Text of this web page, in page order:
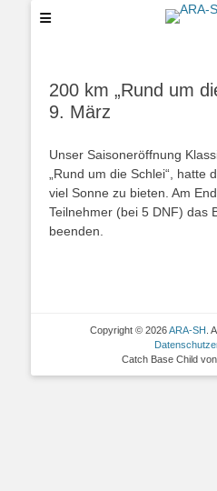
200 km „Rund um
9. März
Unser Saisoneröffnung
„Rund um die Schlei“, hatte
viel Sonne zu bieten. Am
Teilnehmer (bei 5 DNF) das
beenden.
Copyright © 2026ARA-SH .
Catch Base Child von